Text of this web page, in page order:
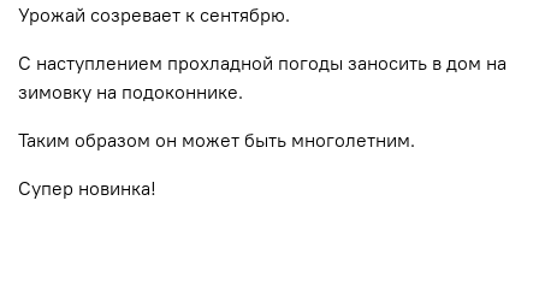
Урожай созревает к сентябрю.
С наступлением прохладной погоды заносить в дом на
зимовку на подоконнике.
Таким образом он может быть многолетним.
Супер новинка!